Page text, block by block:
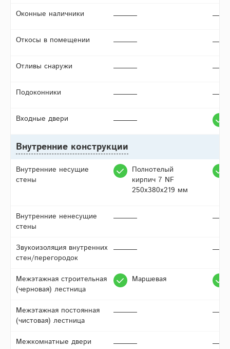
Оконные наличники
Откосы в помещении
Отливы снаружи
Подоконники
Входные двери
Внутренние конструкции
Внутренние несущие
стены
Полнотелый
кирпич 7 NF
250х380х219 мм
Внутренние ненесущие
стены
Звукоизоляция внутренних
стен/перегородок
Межэтажная строительная
(черновая) лестница
Маршевая
Межэтажная постоянная
(чистовая) лестница
Межкомнатные двери